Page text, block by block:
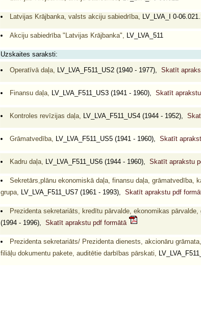
Latvijas Krājbanka, valsts akciju sabiedrība, LV_LVA_I 0-
Akciju sabiedrība "Latvijas Krājbanka", LV_LVA_511
Uzskaites saraksti:
Operatīvā daļa, LV_LVA_F511_US2 (1940 - 1977), Skatīt
Finansu daļa, LV_LVA_F511_US3 (1941 - 1960), Skatīt
Kontroles revīzijas daļa, LV_LVA_F511_US4 (1944 - 1952),
Grāmatvedība, LV_LVA_F511_US5 (1941 - 1960), Skatīt
Kadru daļa, LV_LVA_F511_US6 (1944 - 1960), Skatīt aprakstu
Sekretārs,plānu ekonomiskā daļa, finansu daļa, grāmatvedība,
grupa, LV_LVA_F511_US7 (1961 - 1993), Skatīt aprakstu pdf
Prezidenta sekretariāts, kredītu pārvalde, ekonomikas
(1994 - 1996), Skatīt aprakstu pdf formātā
Prezidenta sekretariāts/ Prezidenta dienests, akcionāru
filiāļu dokumentu pakete, auditētie darbības pārskati,